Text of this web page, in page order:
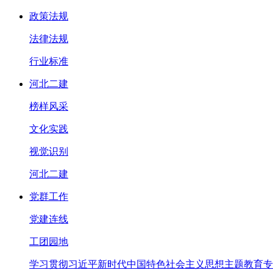
政策法规
法律法规
行业标准
河北二建
榜样风采
文化实践
视觉识别
河北二建
党群工作
党建连线
工团园地
学习贯彻习近平新时代中国特色社会主义思想主题教育